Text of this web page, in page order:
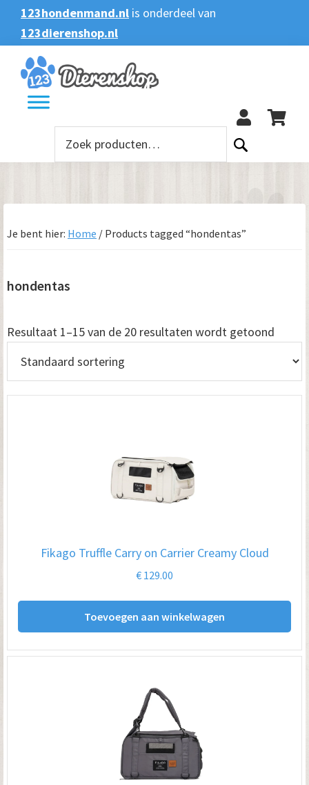
Spring
naar
de
hoofdnavigatie
Door
naar
de
hoofd
inhoud
Spring
naar
de
eerste
sidebar
Spring
naar
de
voettekst
123hondenmand.nl is onderdeel van
123dierenshop.nl
Zoeken
Zoeken
naar:
Je bent hier: Home / Products tagged “hondentas”
hondentas
Resultaat 1–15 van de 20 resultaten wordt getoond
Fikago Truffle Carry on Carrier Creamy Cloud
€ 129.00
Toevoegen aan winkelwagen